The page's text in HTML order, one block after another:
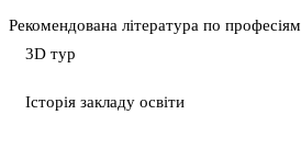
Рекомендована література по професіям
3D тур
Історія закладу освіти